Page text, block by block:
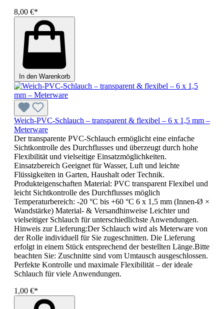
8,00 €*
In den Warenkorb
Weich-PVC-Schlauch – transparent & flexibel – 6 x 1,5 mm –
Meterware
Der transparente PVC-Schlauch ermöglicht eine einfache
Sichtkontrolle des Durchflusses und überzeugt durch hohe
Flexibilität und vielseitige Einsatzmöglichkeiten.
Einsatzbereich Geeignet für Wasser, Luft und leichte
Flüssigkeiten in Garten, Haushalt oder Technik.
Produkteigenschaften Material: PVC transparent Flexibel und
leicht Sichtkontrolle des Durchflusses möglich
Temperaturbereich: -20 °C bis +60 °C 6 x 1,5 mm (Innen-Ø ×
Wandstärke) Material- & Versandhinweise Leichter und
vielseitiger Schlauch für unterschiedlichste Anwendungen.
Hinweis zur Lieferung:Der Schlauch wird als Meterware von
der Rolle individuell für Sie zugeschnitten. Die Lieferung
erfolgt in einem Stück entsprechend der bestellten Länge.Bitte
beachten Sie: Zuschnitte sind vom Umtausch ausgeschlossen.
Perfekte Kontrolle und maximale Flexibilität – der ideale
Schlauch für viele Anwendungen.
1,00 €*